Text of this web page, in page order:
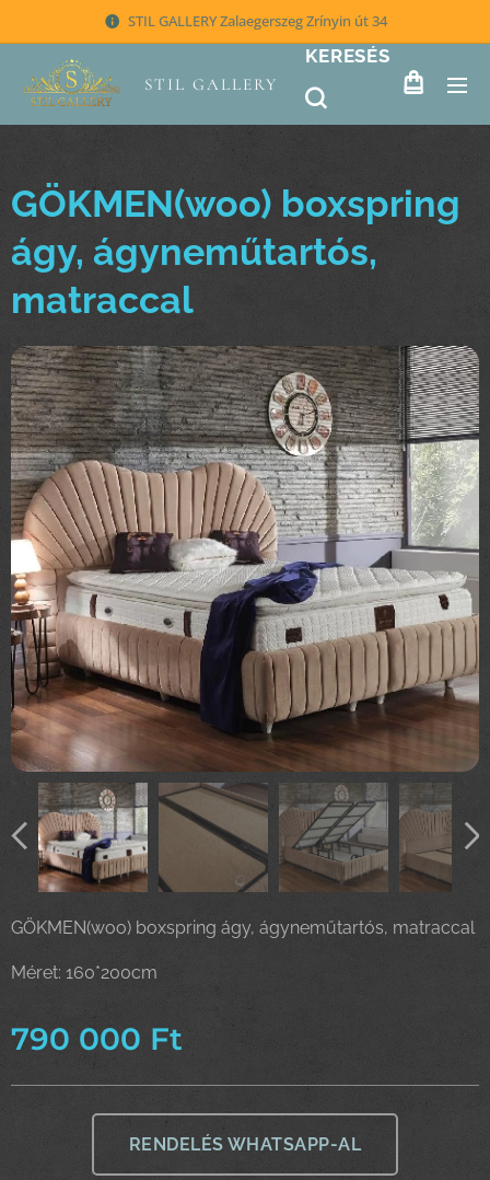
STIL GALLERY Zalaegerszeg Zrínyin út 34
STIL GALLERY
KERESÉS
GÖKMEN(woo) boxspring
ágy, ágyneműtartós,
matraccal
GÖKMEN(woo) boxspring ágy, ágyneműtartós, matraccal
Méret: 160*200cm
790 000 Ft
RENDELÉS WHATSAPP-AL